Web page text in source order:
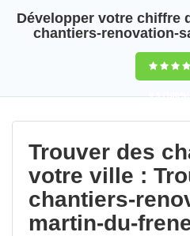
Développer votre chiffre
chantiers-renovation-
9,5
votes
Trouver des
votre ville :
chantiers-
martin-du-